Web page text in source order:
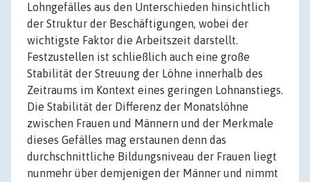
Lohngefälles aus den Unterschieden hinsichtlich
der Struktur der Beschäftigungen, wobei der
wichtigste Faktor die Arbeitszeit darstellt.
Festzustellen ist schließlich auch eine große
Stabilität der Streuung der Löhne innerhalb des
Zeitraums im Kontext eines geringen Lohnanstiegs.
Die Stabilität der Differenz der Monatslöhne
zwischen Frauen und Männern und der Merkmale
dieses Gefälles mag erstaunen denn das
durchschnittliche Bildungsniveau der Frauen liegt
nunmehr über demjenigen der Männer und nimmt